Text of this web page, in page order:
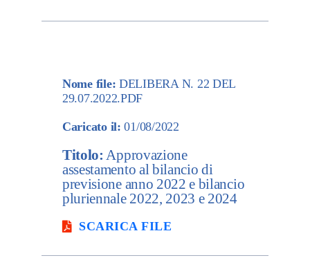
Nome file: DELIBERA N. 22 DEL
29.07.2022.PDF
Caricato il: 01/08/2022
Titolo: Approvazione
assestamento al bilancio di
previsione anno 2022 e bilancio
pluriennale 2022, 2023 e 2024
SCARICA FILE